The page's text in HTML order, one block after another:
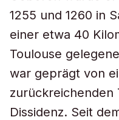
1255 und 1260 in
einer etwa 40
Toulouse
war geprägt von
zurückreichenden
Dissidenz. Seit